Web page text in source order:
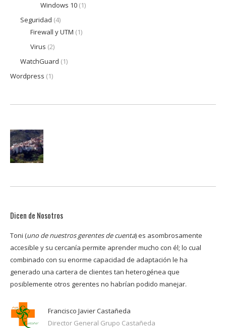
Windows 10 (1)
Seguridad (4)
Firewall y UTM (1)
Virus (2)
WatchGuard (1)
Wordpress (1)
Dicen de Nosotros
Toni (uno de nuestros gerentes de cuenta) es asombrosamente
accesible y su cercanía permite aprender mucho con él; lo cual
combinado con su enorme capacidad de adaptación le ha
generado una cartera de clientes tan heterogénea que
posiblemente otros gerentes no habrían podido manejar.
Francisco Javier Castañeda
Director General Grupo Castañeda